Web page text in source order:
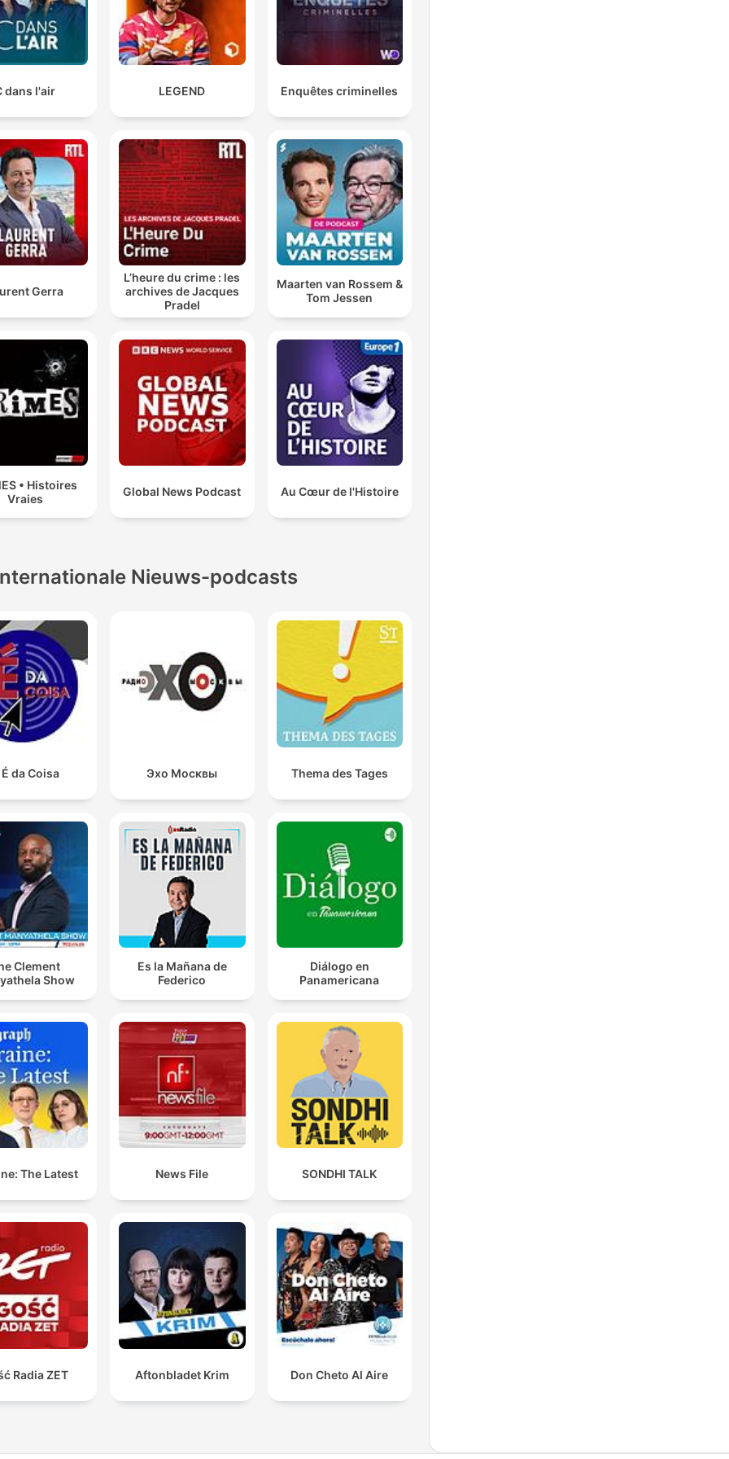
dans l'air LEGEND Enquêtes criminelles
Gerra
L’heure du crime : les
archives de Jacques
Pradel
Maarten van Rossem &
Tom Jessen
• Histoires
Vraies
Global News Podcast Au Cœur de l'Histoire
Nieuws-podcasts
É da Coisa Эхо Москвы Thema des Tages
Clement
Show
Es la Mañana de
Federico
Diálogo en
Panamericana
The Latest News File SONDHI TALK
Radia ZET Aftonbladet Krim Don Cheto Al Aire